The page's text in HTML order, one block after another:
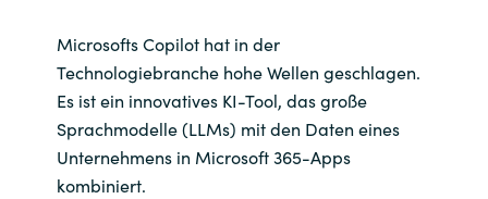
Kingdom of Saudi Arabia
Kuwait
Microsofts Copilot hat in der
Technologiebranche hohe Wellen geschlagen.
Es ist ein innovatives KI-Tool, das große
Sprachmodelle (LLMs) mit den Daten eines
Unternehmens in Microsoft 365-Apps
kombiniert.